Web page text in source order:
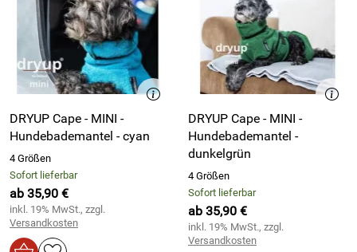
DRYUP Cape - MINI -
Hundebademantel - cyan
4 Größen
Sofort lieferbar
ab 35,90 €
inkl. 19% MwSt., zzgl.
Versandkosten
DRYUP Cape - MINI -
Hundebademantel -
dunkelgrün
4 Größen
Sofort lieferbar
ab 35,90 €
inkl. 19% MwSt., zzgl.
Versandkosten